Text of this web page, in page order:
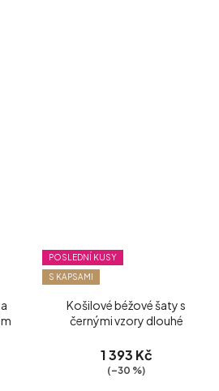
POSLEDNÍ KUSY
S KAPSAMI
Košilové béžové šaty s
černými vzory dlouhé
1 393 Kč
(–30 %)